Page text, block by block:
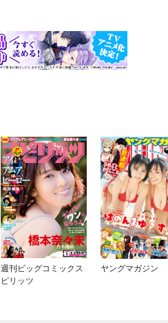
週刊ビッグコミックス
ピリッツ
ヤングマガジン